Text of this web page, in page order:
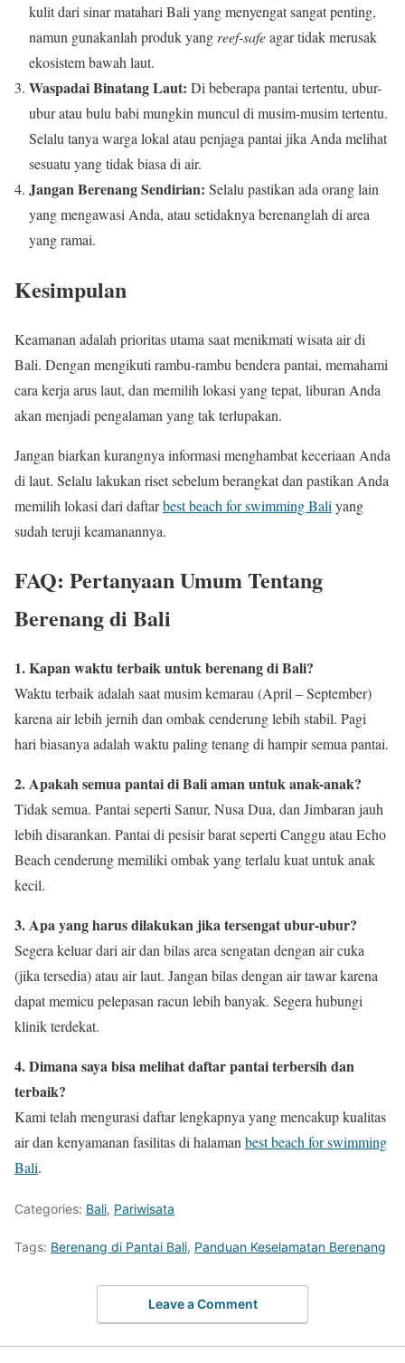
kulit dari sinar matahari Bali yang menyengat sangat penting,
namun gunakanlah produk yang reef-safeagar tidak merusak
ekosistem bawah laut.
Waspadai Binatang Laut: Di beberapa pantai tertentu, ubur-
ubur atau bulu babi mungkin muncul di musim-musim tertentu.
Selalu tanya warga lokal atau penjaga pantai jika Anda melihat
sesuatu yang tidak biasa di air.
Jangan Berenang Sendirian: Selalu pastikan ada orang lain
yang mengawasi Anda, atau setidaknya berenanglah di area
yang ramai.
Kesimpulan
Keamanan adalah prioritas utama saat menikmati wisata air di
Bali. Dengan mengikuti rambu-rambu bendera pantai, memahami
cara kerja arus laut, dan memilih lokasi yang tepat, liburan Anda
akan menjadi pengalaman yang tak terlupakan.
Jangan biarkan kurangnya informasi menghambat keceriaan Anda
di laut. Selalu lakukan riset sebelum berangkat dan pastikan Anda
memilih lokasi dari daftarbest beach for swimming Bali yang
sudah teruji keamanannya.
FAQ: Pertanyaan Umum Tentang
Berenang di Bali
1. Kapan waktu terbaik untuk berenang di Bali?
Waktu terbaik adalah saat musim kemarau (April – September)
karena air lebih jernih dan ombak cenderung lebih stabil. Pagi
hari biasanya adalah waktu paling tenang di hampir semua pantai.
2. Apakah semua pantai di Bali aman untuk anak-anak?
Tidak semua. Pantai seperti Sanur, Nusa Dua, dan Jimbaran jauh
lebih disarankan. Pantai di pesisir barat seperti Canggu atau Echo
Beach cenderung memiliki ombak yang terlalu kuat untuk anak
kecil.
3. Apa yang harus dilakukan jika tersengat ubur-ubur?
Segera keluar dari air dan bilas area sengatan dengan air cuka
(jika tersedia) atau air laut. Jangan bilas dengan air tawar karena
dapat memicu pelepasan racun lebih banyak. Segera hubungi
klinik terdekat.
4. Dimana saya bisa melihat daftar pantai terbersih dan
terbaik?
Kami telah mengurasi daftar lengkapnya yang mencakup kualitas
air dan kenyamanan fasilitas di halamanbest beach for swimming
Bali.
Categories: Bali, Pariwisata
Tags: Berenang di Pantai Bali, Panduan Keselamatan Berenang
Leave a Comment